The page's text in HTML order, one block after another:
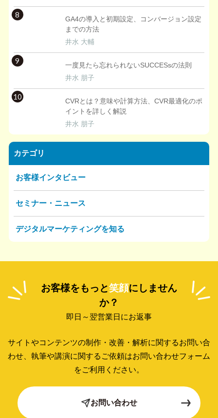
8
GA4の導入と初期設定、コンバージョン設定
までの方法
井水 大輔
9
一度見たら忘れられないSUCCESsの法則
井水 朋子
10
CVRとは？意味や計算方法、CVR最適化のポ
イントを詳しく解説
井水 朋子
カテゴリ
お客様インタビュー
セミナー・ニュース
デジタルマーケティングを知る
お客様をもっと笑顔にしません
か？
即日～翌営業日にお返事
サイトやコンテンツの制作・改善・解析に関するお問い合
わせ、 執筆や講演に関するご依頼はお問い合わせフォーム
をご利用ください。
お問い合わせ